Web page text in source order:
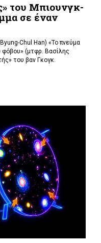
του Μπιουνγκ-
σε έναν
Byung-Chul Han) «Το πνεύμα
φόβου» (μτφρ. Βασίλης
του βαν Γκογκ.